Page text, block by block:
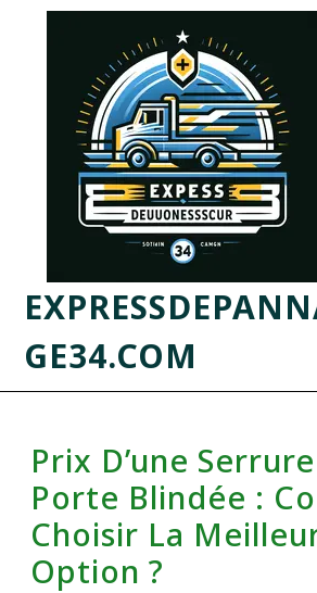
GE34.COM
Prix D’une
Porte Blindée :
Choisir La
Option ?